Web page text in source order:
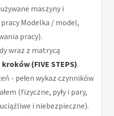
maszyny i
Modelka / model,
pracy).
wraz z matrycą
(FIVE STEPS).
- pełen wykaz czynników
(fizyczne, pyły i pary,
i niebezpieczne).